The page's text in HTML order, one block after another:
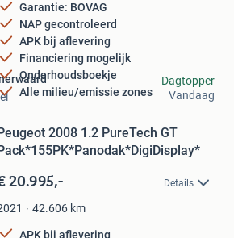
Garantie: BOVAG
NAP gecontroleerd
APK bij aflevering
Financiering mogelijk
Onderhoudsboekje
Alle milieu/emissie zones
Dagtopper
Vandaag
2008 1.2 PureTech GT
20.995,- Details
42.606 km
APK bij aflevering